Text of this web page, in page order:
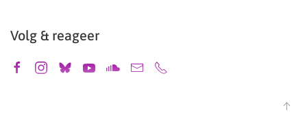
Volg & reageer